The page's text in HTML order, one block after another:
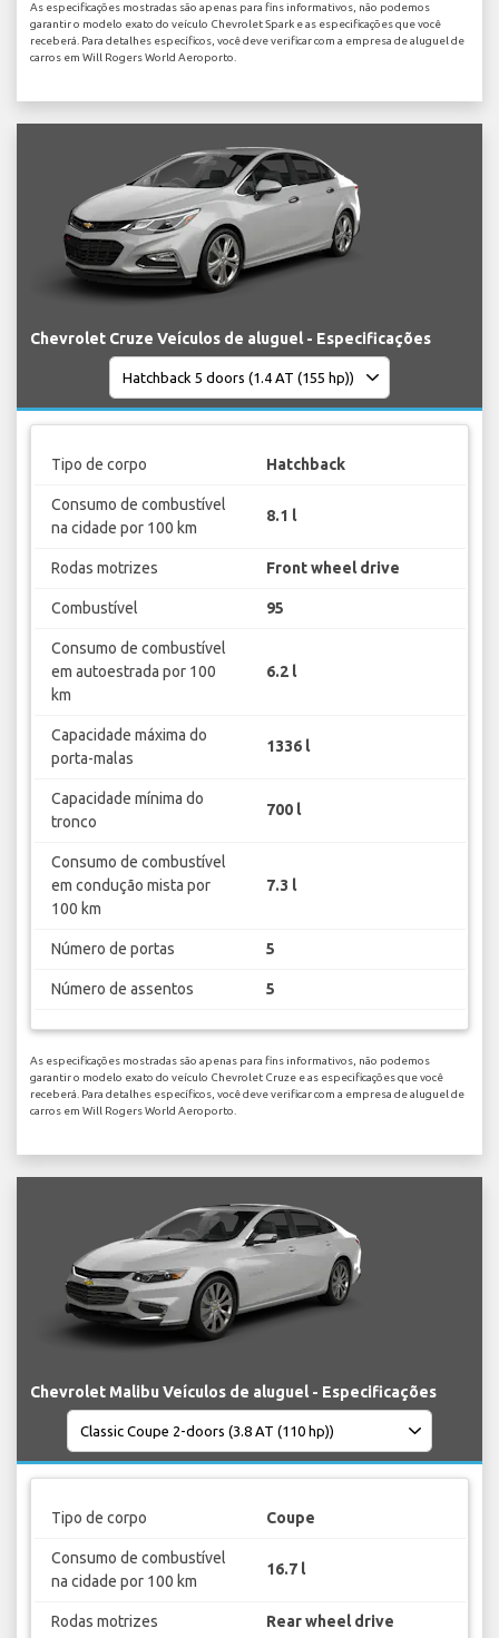
As especificações mostradas são apenas para fins informativos, não podemos
garantir o modelo exato do veículo Chevrolet Spark e as especificações que você
receberá. Para detalhes específicos, você deve verificar com a empresa de aluguel de
carros em Will Rogers World Aeroporto.
Chevrolet Cruze Veículos de aluguel - Especificações
Tipo de corpo Hatchback
Consumo de combustível
na cidade por 100 km
8.1 l
Rodas motrizes Front wheel drive
Combustível 95
Consumo de combustível
em autoestrada por 100
km
6.2 l
Capacidade máxima do
porta-malas
1336 l
Capacidade mínima do
tronco
700 l
Consumo de combustível
em condução mista por
100 km
7.3 l
Número de portas 5
Número de assentos 5
As especificações mostradas são apenas para fins informativos, não podemos
garantir o modelo exato do veículo Chevrolet Cruze e as especificações que você
receberá. Para detalhes específicos, você deve verificar com a empresa de aluguel de
carros em Will Rogers World Aeroporto.
Chevrolet Malibu Veículos de aluguel - Especificações
Tipo de corpo Coupe
Consumo de combustível
na cidade por 100 km
16.7 l
Rodas motrizes Rear wheel drive